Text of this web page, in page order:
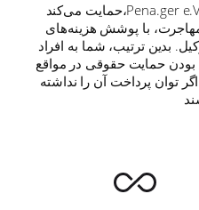
حمایت می‌کند،Pena.ger e.V. از مراجعان به‌ویژه در زمینه
با پوشش هزینه‌های
بدین ترتیب، شما به افراد
حمایت حقوقی در مواقع
توان پرداخت آن را نداشته